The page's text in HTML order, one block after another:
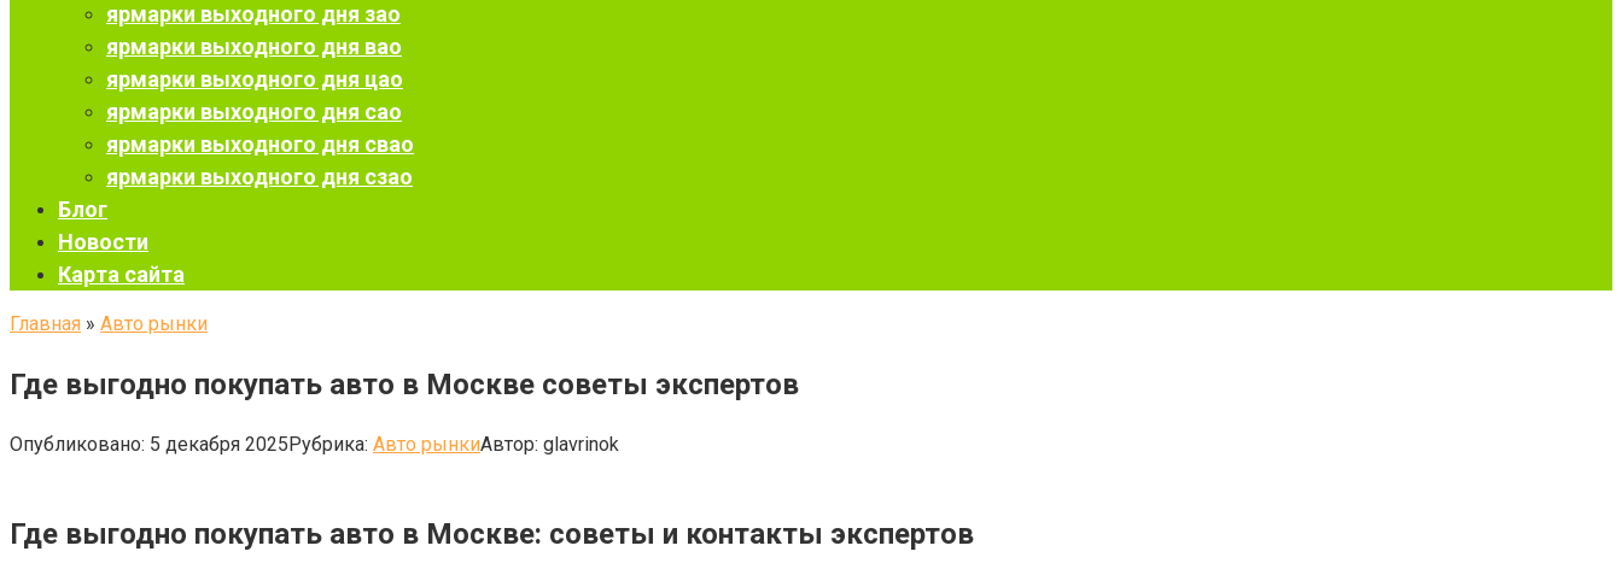
ярмарки выходного дня зао
ярмарки выходного дня вао
ярмарки выходного дня цао
ярмарки выходного дня сао
ярмарки выходного дня свао
ярмарки выходного дня сзао
Блог
Новости
Карта сайта
Главная » Авто рынки
Где выгодно покупать авто в Москве советы экспертов
Опубликовано: 5 декабря 2025Рубрика: Авто рынкиАвтор: glavrinok
Где выгодно покупать авто в Москве: советы и контакты экспертов